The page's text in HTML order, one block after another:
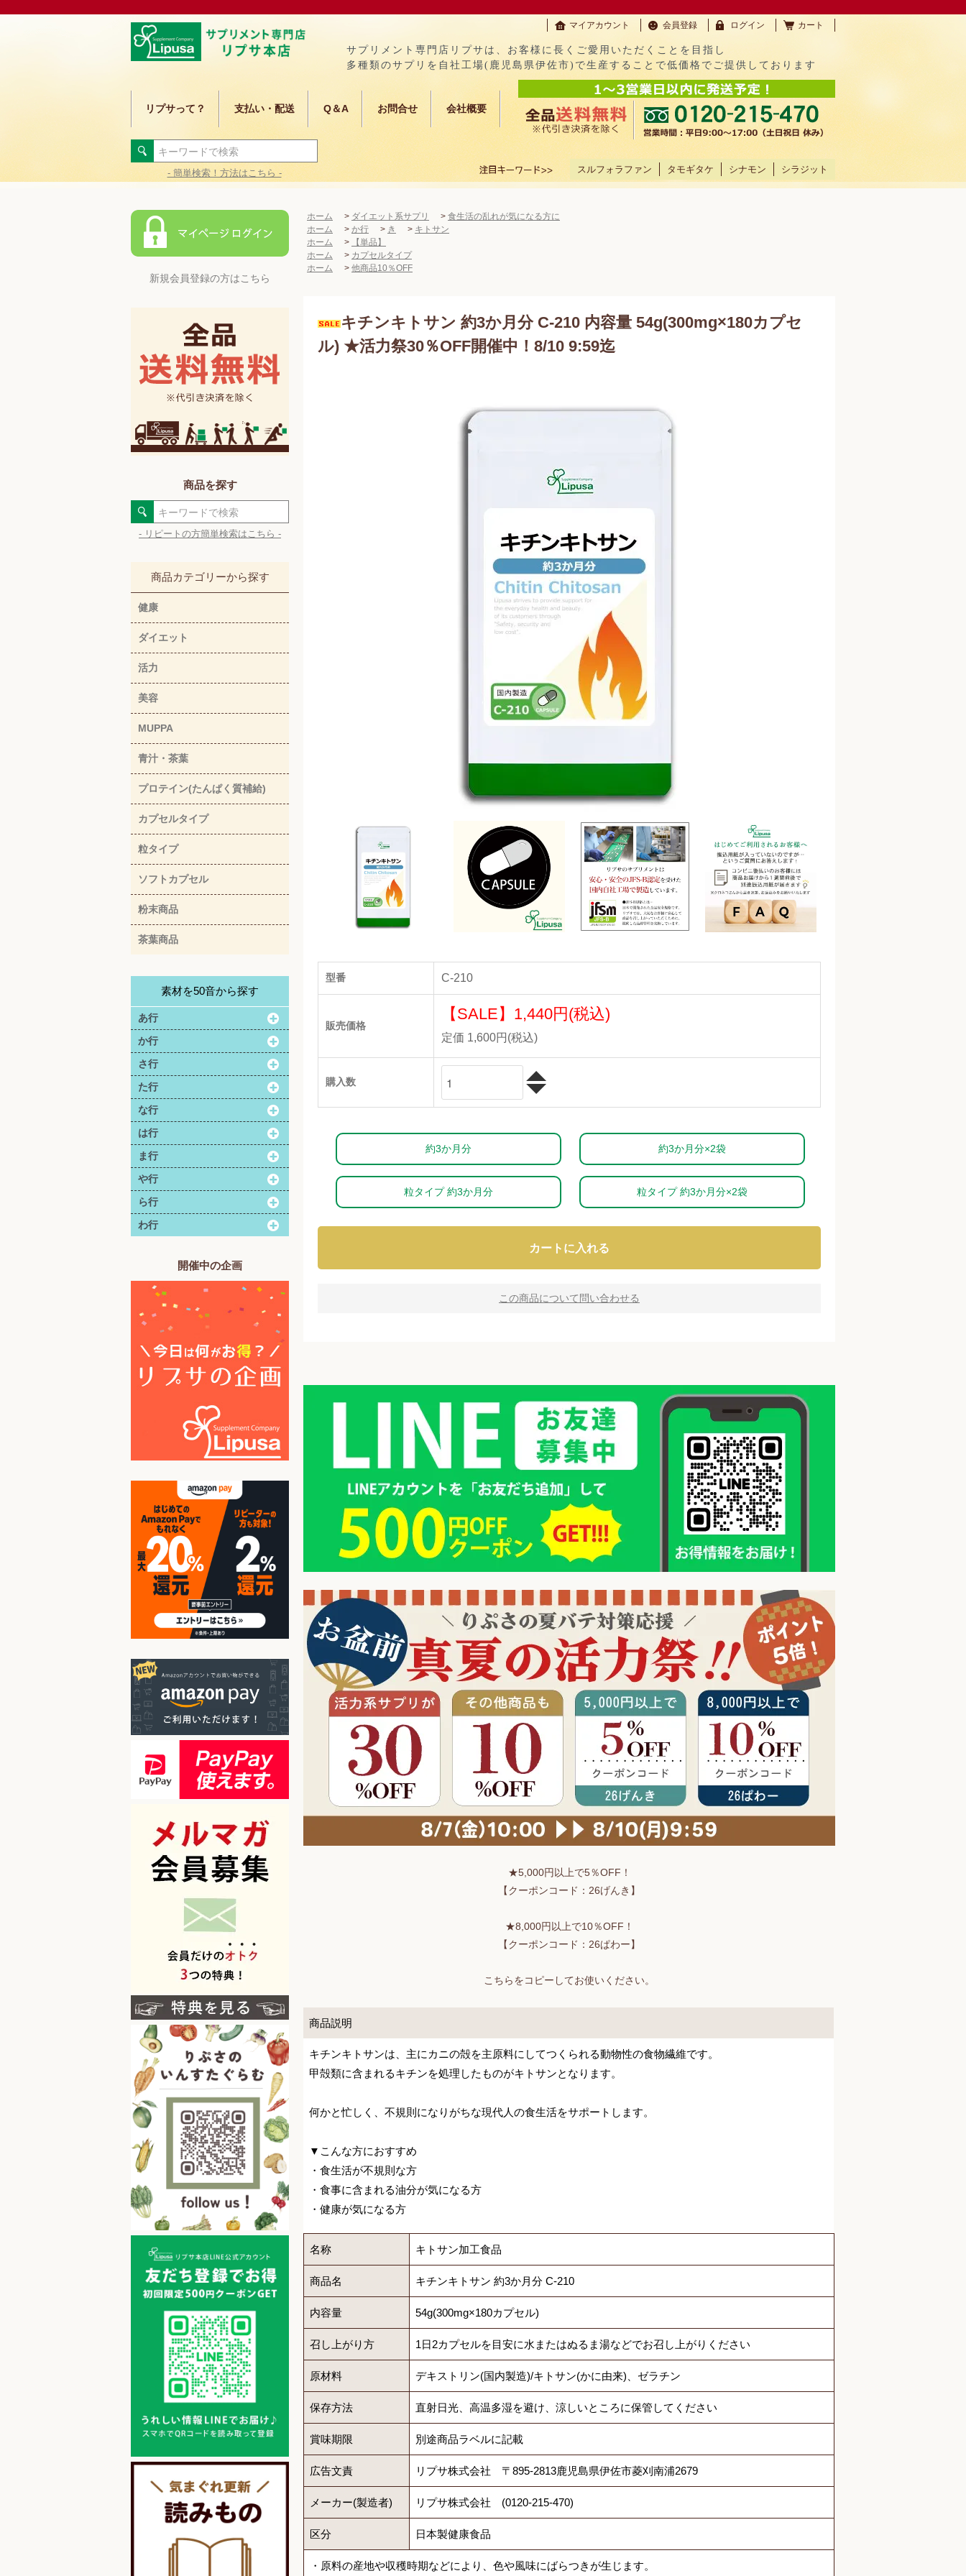
マイアカウント 会員登録 ログイン カート
サプリメント専門店リプサは、お客様に長くご愛用いただくことを目指し
多種類のサプリを自社工場(鹿児島県伊佐市)で生産することで低価格でご提供しております
リプサって？ 支払い・配送 Q＆A お問合せ 会社概要
- 簡単検索！方法はこちら - スルフォラファン タモギタケ シナモン シラジット
新規会員登録の方はこちら
商品を探す
- リピートの方簡単検索はこちら -
商品カテゴリーから探す
健康
ダイエット
活力
美容
MUPPA
青汁・茶葉
プロテイン(たんぱく質補給)
カプセルタイプ
粒タイプ
ソフトカプセル
粉末商品
茶葉商品
素材を50音から探す
あ行
か行
さ行
た行
な行
は行
ま行
や行
ら行
わ行
開催中の企画
ホーム > ダイエット系サプリ > 食生活の乱れが気になる方に
ホーム
> か行 > き > キトサン
ホーム
>
【単品】
ホーム
> カプセルタイプ
ホーム
> 他商品10％OFF
キチンキトサン 約3か月分 C-210 内容量 54g(300mg×180カプセ
ル) ★活力祭30％OFF開催中！8/10 9:59迄
型番 C-210
販売価格
【SALE】 1,440円(税込)
定価 1,600円(税込)
購入数
約3か月分 約3か月分×2袋
粒タイプ 約3か月分 粒タイプ 約3か月分×2袋
カートに入れる
この商品について問い合わせる
★5,000円以上で5％OFF！
【クーポンコード：26げんき】
★8,000円以上で10％OFF！
【クーポンコード：26ぱわー】
こちらをコピーしてお使いください。
商品説明
キチンキトサンは、主にカニの殻を主原料にしてつくられる動物性の食物繊維です。
甲殻類に含まれるキチンを処理したものがキトサンとなります。
何かと忙しく、不規則になりがちな現代人の食生活をサポートします。
▼こんな方におすすめ
・食生活が不規則な方
・食事に含まれる油分が気になる方
・健康が気になる方
名称 キトサン加工食品
商品名 キチンキトサン 約3か月分 C-210
内容量 54g(300mg×180カプセル)
召し上がり方 1日2カプセルを目安に水またはぬるま湯などでお召し上がりください
原材料 デキストリン(国内製造)/キトサン(かに由来)、ゼラチン
保存方法 直射日光、高温多湿を避け、涼しいところに保管してください
賞味期限 別途商品ラベルに記載
広告文責 リプサ株式会社 〒895-2813鹿児島県伊佐市菱刈南浦2679
メーカー(製造者) リプサ株式会社 (0120-215-470)
区分 日本製健康食品
・原料の産地や収穫時期などにより、色や風味にばらつきが生じます。